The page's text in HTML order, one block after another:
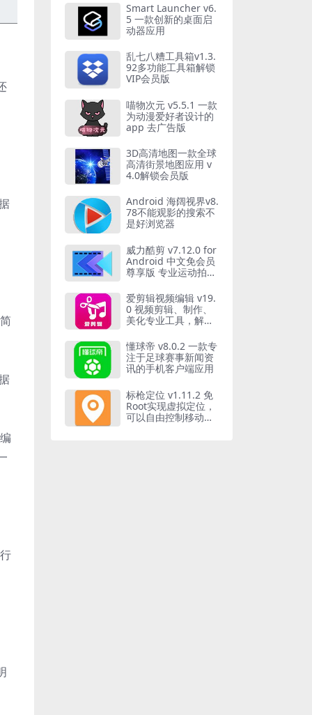
Smart Launcher v6.
5 一款创新的桌面启
动器应用
乱七八糟工具箱v1.3.
92多功能工具箱解锁
VIP会员版
喵物次元 v5.5.1 一款
为动漫爱好者设计的
app 去广告版
3D高清地图一款全球
高清街景地图应用 v
4.0解锁会员版
Android 海阔视界v8.
78不能观影的搜索不
是好浏览器
威力酷剪 v7.12.0 for
Android 中文免会员
尊享版 专业运动拍摄
爱剪辑视频编辑 v19.
0 视频剪辑、制作、
美化专业工具，解锁
懂球帝 v8.0.2 一款专
注于足球赛事新闻资
讯的手机客户端应用
标枪定位 v1.11.2 免
Root实现虚拟定位，
可以自由控制移动的